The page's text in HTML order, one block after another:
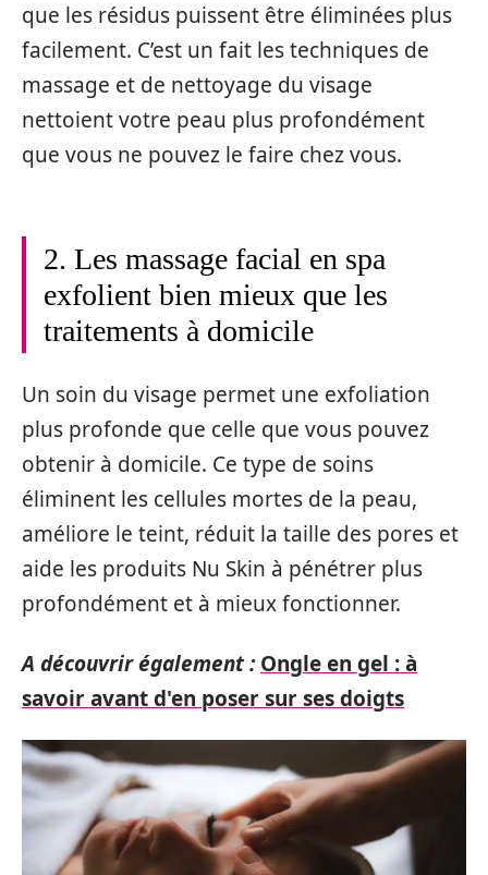
que les résidus puissent être éliminées plus
facilement. C’est un fait les techniques de
massage et de nettoyage du visage
nettoient votre peau plus profondément
que vous ne pouvez le faire chez vous.
2. Les massage facial en spa
exfolient bien mieux que les
traitements à domicile
Un soin du visage permet une exfoliation
plus profonde que celle que vous pouvez
obtenir à domicile. Ce type de soins
éliminent les cellules mortes de la peau,
améliore le teint, réduit la taille des pores et
aide les produits Nu Skin à pénétrer plus
profondément et à mieux fonctionner.
A découvrir également : Ongle en gel : à
savoir avant d'en poser sur ses doigts